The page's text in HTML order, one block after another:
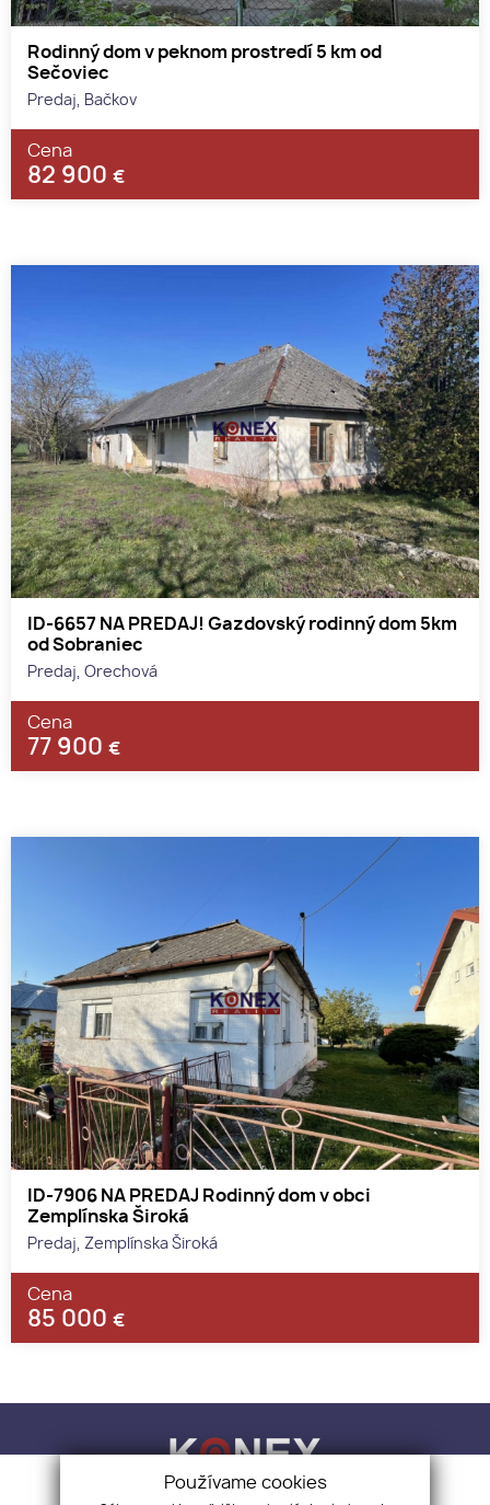
Rodinný dom v peknom prostredí 5 km od
Sečoviec
Predaj, Bačkov
Cena
82 900 €
ID-6657 NA PREDAJ! Gazdovský rodinný dom 5km
od Sobraniec
Predaj, Orechová
Cena
77 900 €
ID-7906 NA PREDAJ Rodinný dom v obci
Zemplínska Široká
Predaj, Zemplínska Široká
Cena
85 000 €
Používame cookies